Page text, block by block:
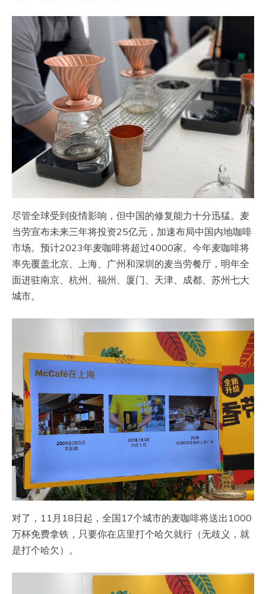
尽管全球受到疫情影响，但中国的修复能力十分迅猛。麦
当劳宣布未来三年将投资25亿元，加速布局中国内地咖啡
市场。预计2023年麦咖啡将超过4000家。今年麦咖啡将
率先覆盖北京、上海、广州和深圳的麦当劳餐厅，明年全
面进驻南京、杭州、福州、厦门、天津、成都、苏州七大
城市。
对了，11月18日起，全国17个城市的麦咖啡将送出1000
万杯免费拿铁，只要你在店里打个哈欠就行（无歧义，就
是打个哈欠）。